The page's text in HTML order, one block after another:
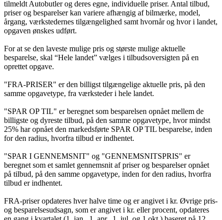
tilmeldt Autobutler og deres egne, individuelle priser. Antal tilbud,
priser og besparelser kan variere afhængig af bilmærke, model,
årgang, værkstedernes tilgængelighed samt hvornår og hvor i landet,
opgaven ønskes udført.
For at se den laveste mulige pris og største mulige aktuelle
besparelse, skal “Hele landet” vælges i tilbudsoversigten på en
oprettet opgave.
"FRA-PRISER" er den billigst tilgængelige aktuelle pris, på den
samme opgavetype, fra værksteder i hele landet.
"SPAR OP TIL" er beregnet som besparelsen opnået mellem de
billigste og dyreste tilbud, på den samme opgavetype, hvor mindst
25% har opnået den markedsførte SPAR OP TIL besparelse, inden
for den radius, hvorfra tilbud er indhentet.
"SPAR I GENNEMSNIT" og "GENNEMSNITSPRIS" er
beregnet som et samlet gennemsnit af priser og besparelser opnået
på tilbud, på den samme opgavetype, inden for den radius, hvorfra
tilbud er indhentet.
FRA-priser opdateres hver halve time og er angivet i kr. Øvrige pris-
og besparelsesudsagn, som er angivet i kr. eller procent, opdateres